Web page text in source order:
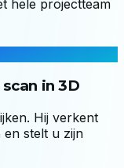
hele projectteam
in 3D
Hij verkent
en stelt u zijn